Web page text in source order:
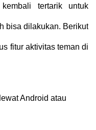
tertarik untuk
bisa dilakukan. Berikut
fitur aktivitas teman di
lewat Android atau